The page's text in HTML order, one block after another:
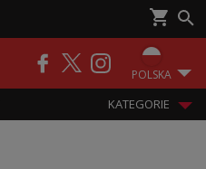
POLSKA
KATEGORIE